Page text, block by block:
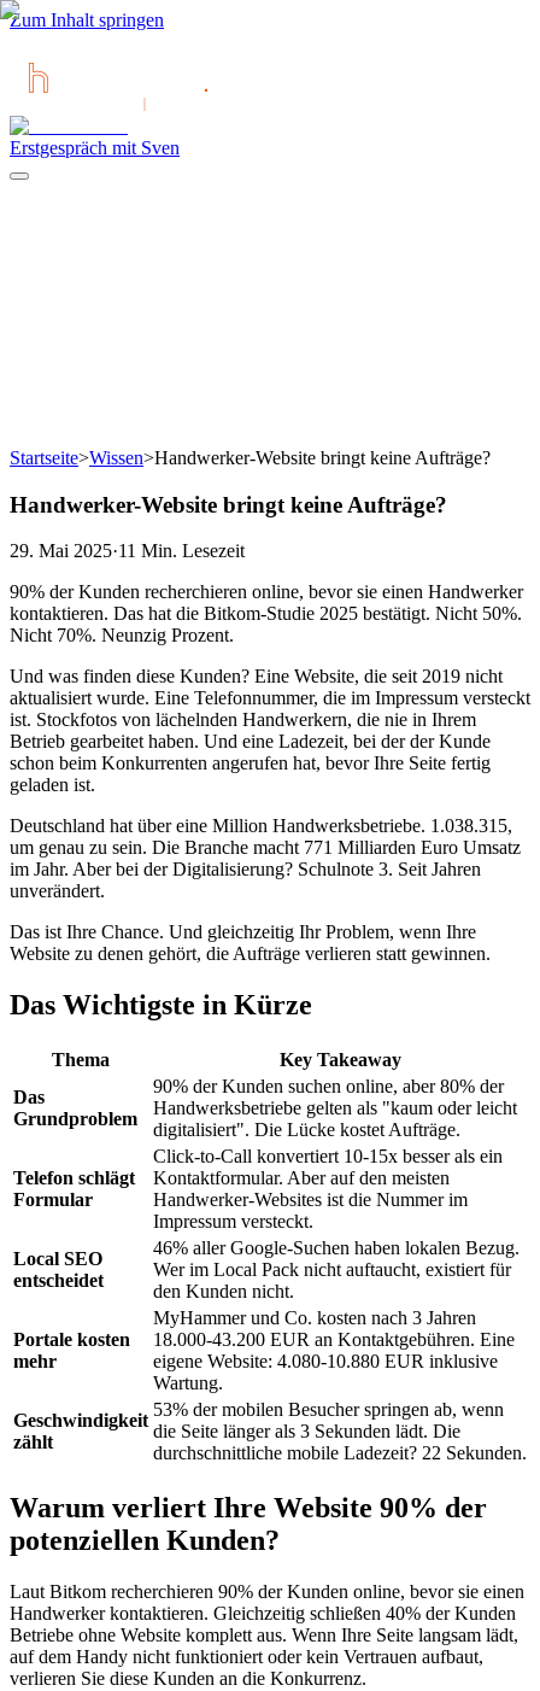
Zum Inhalt springen
Erstgespräch mit Sven
Startseite>Wissen>Handwerker-Website bringt keine Aufträge?
Handwerker-Website bringt keine Aufträge?
29. Mai 2025·11 Min. Lesezeit
90% der Kunden recherchieren online, bevor sie einen Handwerker
kontaktieren. Das hat die Bitkom-Studie 2025 bestätigt. Nicht 50%.
Nicht 70%. Neunzig Prozent.
Und was finden diese Kunden? Eine Website, die seit 2019 nicht
aktualisiert wurde. Eine Telefonnummer, die im Impressum versteckt
ist. Stockfotos von lächelnden Handwerkern, die nie in Ihrem
Betrieb gearbeitet haben. Und eine Ladezeit, bei der der Kunde
schon beim Konkurrenten angerufen hat, bevor Ihre Seite fertig
geladen ist.
Deutschland hat über eine Million Handwerksbetriebe. 1.038.315,
um genau zu sein. Die Branche macht 771 Milliarden Euro Umsatz
im Jahr. Aber bei der Digitalisierung? Schulnote 3. Seit Jahren
unverändert.
Das ist Ihre Chance. Und gleichzeitig Ihr Problem, wenn Ihre
Website zu denen gehört, die Aufträge verlieren statt gewinnen.
Das Wichtigste in Kürze
Thema
Key Takeaway
Das
Grundproblem
90% der Kunden suchen online, aber 80% der
Handwerksbetriebe gelten als "kaum oder leicht
digitalisiert". Die Lücke kostet Aufträge.
Telefon schlägt
Formular
Click-to-Call konvertiert 10-15x besser als ein
Kontaktformular. Aber auf den meisten
Handwerker-Websites ist die Nummer im
Impressum versteckt.
Local SEO
entscheidet
46% aller Google-Suchen haben lokalen Bezug.
Wer im Local Pack nicht auftaucht, existiert für
den Kunden nicht.
Portale kosten
mehr
MyHammer und Co. kosten nach 3 Jahren
18.000-43.200 EUR an Kontaktgebühren. Eine
eigene Website: 4.080-10.880 EUR inklusive
Wartung.
Geschwindigkeit
zählt
53% der mobilen Besucher springen ab, wenn
die Seite länger als 3 Sekunden lädt. Die
durchschnittliche mobile Ladezeit? 22 Sekunden.
Warum verliert Ihre Website 90% der
potenziellen Kunden?
Laut Bitkom recherchieren 90% der Kunden online, bevor sie einen
Handwerker kontaktieren. Gleichzeitig schließen 40% der Kunden
Betriebe ohne Website komplett aus. Wenn Ihre Seite langsam lädt,
auf dem Handy nicht funktioniert oder kein Vertrauen aufbaut,
verlieren Sie diese Kunden an die Konkurrenz.